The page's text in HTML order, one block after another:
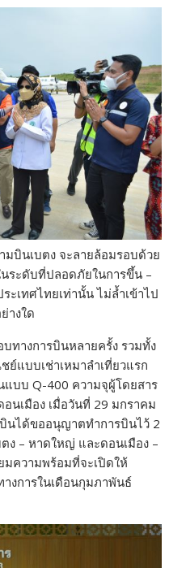
บินเบตง จะลายล้อมรอบด้วย
ระดับที่ปลอดภัยในการขึ้น –
ะเทศไทยเท่านั้น ไม่ล้ำเข้าไป
างใด
ทางการบินหลายครั้ง รวมทั้ง
แบบเช่าเหมาลำเที่ยวแรก
บบ Q-400 ความจุผู้โดยสาร
อนเมือง เมื่อวันที่ 29 มกราคม
นได้ขออนุญาตทำการบินไว้ 2
ง – หาดใหญ่ และดอนเมือง –
มความพร้อมที่จะเปิดให้
งการในเดือนกุมภาพันธ์